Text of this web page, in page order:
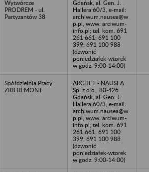
Wytwórcze
PRODREM - ul.
Partyzantów 38
Gdańsk, al. Gen. J.
Hallera 60/3, e-mail:
archiwum.nausea@w
p.pl, www: arciwum-
info.pl; tel. kom. 691
261 661; 691 100
399; 691 100 988
(dzwonić
poniedziałek-wtorek
w godz. 9:00-14:00)
Spółdzielnia Pracy
ZRB REMONT
ARCHET - NAUSEA
Sp. z o.o., 80-426
Gdańsk, al. Gen. J.
Hallera 60/3, e-mail:
archiwum.nausea@w
p.pl, www: arciwum-
info.pl; tel. kom. 691
261 661; 691 100
399; 691 100 988
(dzwonić
poniedziałek-wtorek
w godz. 9:00-14:00)